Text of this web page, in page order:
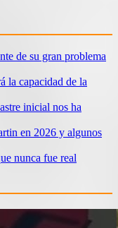
de su gran problema
la capacidad de la
inicial nos ha
en 2026 y algunos
nunca fue real